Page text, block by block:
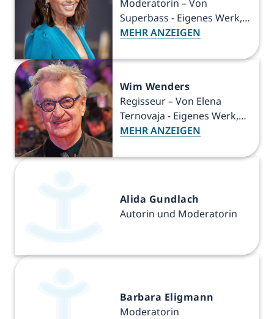
_und_Kinopreis_2019).jpg#/
media/Datei:MJK_60829_Urs
ula_Karven_(Hessischer_Film
Moderatorin – Von
Superbass - Eigenes Werk,
CC BY-SA 4.0,
.org/w/index.php?
MEHR ANZEIGEN
Wim Wenders
Regisseur – Von Elena
Ternovaja - Eigenes Werk,
CC BY-SA 3.0,
.org/w/index.php?
MEHR ANZEIGEN
Alida Gundlach
Autorin und Moderatorin
Barbara Eligmann
Moderatorin